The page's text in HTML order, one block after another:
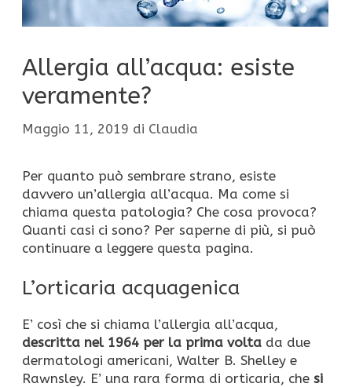
Allergia all’acqua: esiste
veramente?
Maggio 11, 2019 di Claudia
Per quanto può sembrare strano, esiste
davvero un’allergia all’acqua. Ma come si
chiama questa patologia? Che cosa provoca?
Quanti casi ci sono? Per saperne di più, si può
continuare a leggere questa pagina.
L’orticaria acquagenica
E’ così che si chiama l’allergia all’acqua,
descritta nel 1964 per la prima volta da due
dermatologi americani, Walter B. Shelley e
Rawnsley. E’ una rara forma di orticaria, che si